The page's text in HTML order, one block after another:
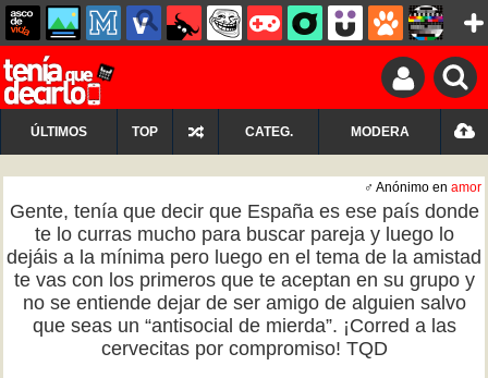
ÚLTIMOS TOP CATEG. MODERA
♂ Anónimo en amor
Gente, tenía que decir que España es ese país donde
te lo curras mucho para buscar pareja y luego lo
dejáis a la mínima pero luego en el tema de la amistad
te vas con los primeros que te aceptan en su grupo y
no se entiende dejar de ser amigo de alguien salvo
que seas un “antisocial de mierda”. ¡Corred a las
cervecitas por compromiso! TQD